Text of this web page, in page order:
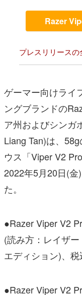
Razer
プレスリリースの
ゲーマー向けライ
ングブランドの
ア州およびシンガ
Liang Tan)は、
ウス「Viper V2
2022年5月20日(金
た。
●Razer Viper V2
(読み方：レイザ
エディション)、
●Razer Viper V2